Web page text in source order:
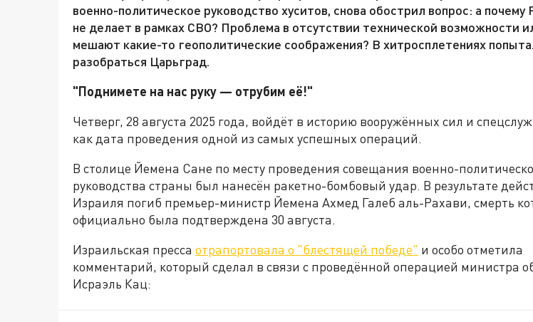
военно-политическое руководство хуситов, снова обострил вопрос: а почему
не делает в рамках СВО? Проблема в отсутствии технической возможности
мешают какие-то геополитические соображения? В хитросплетениях
разобраться Царьград.
"Поднимете на нас руку — отрубим её!"
Четверг, 28 августа 2025 года, войдёт в историю вооружённых сил и
как дата проведения одной из самых успешных операций.
В столице Йемена Сане по месту проведения совещания военно-
руководства страны был нанесён ракетно-бомбовый удар. В результате
Израиля погиб премьер-министр Йемена Ахмед Галеб аль-Рахави, смерть
официально была подтверждена 30 августа.
Израильская пресса отрапортовала о "блестящей победе" и особо отметила
комментарий, который сделал в связи с проведённой операцией министра
Исраэль Кац: